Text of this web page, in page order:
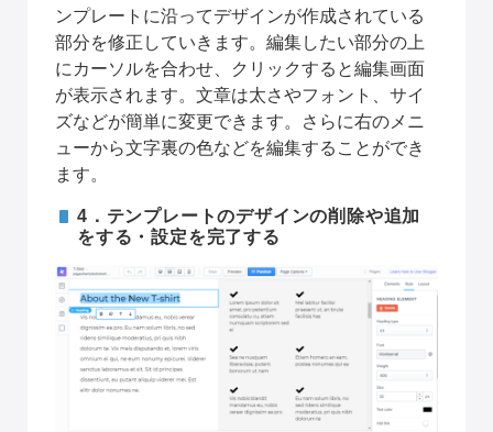
ンプレートに沿ってデザインが作成されている
部分を修正していきます。編集したい部分の上
にカーソルを合わせ、クリックすると編集画面
が表示されます。文章は太さやフォント、サイ
ズなどが簡単に変更できます。さらに右のメニ
ューから文字裏の色などを編集することができ
ます。
4．テンプレートのデザインの削除や追加
をする・設定を完了する